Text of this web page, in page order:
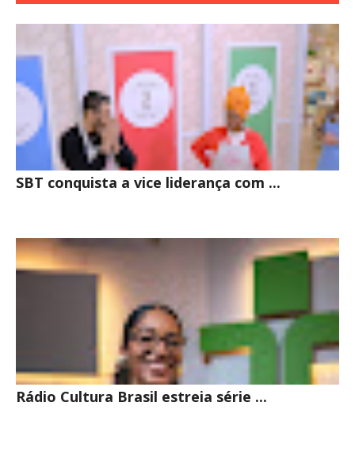
SBT conquista a vice liderança com ...
Rádio Cultura Brasil estreia série ...